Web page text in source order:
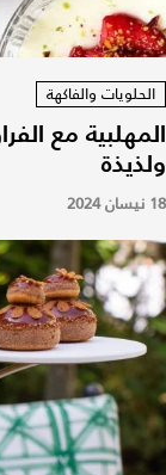
الحلويات والفاكهة
المهلبية مع
ولذيذة
18 نيسان 2024